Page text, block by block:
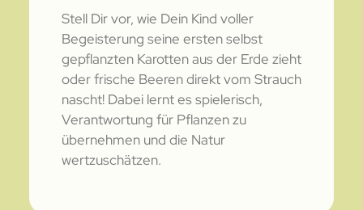
Stell Dir vor, wie Dein Kind voller
Begeisterung seine ersten selbst
gepflanzten Karotten aus der Erde zieht
oder frische Beeren direkt vom Strauch
nascht! Dabei lernt es spielerisch,
Verantwortung für Pflanzen zu
übernehmen und die Natur
wertzuschätzen.